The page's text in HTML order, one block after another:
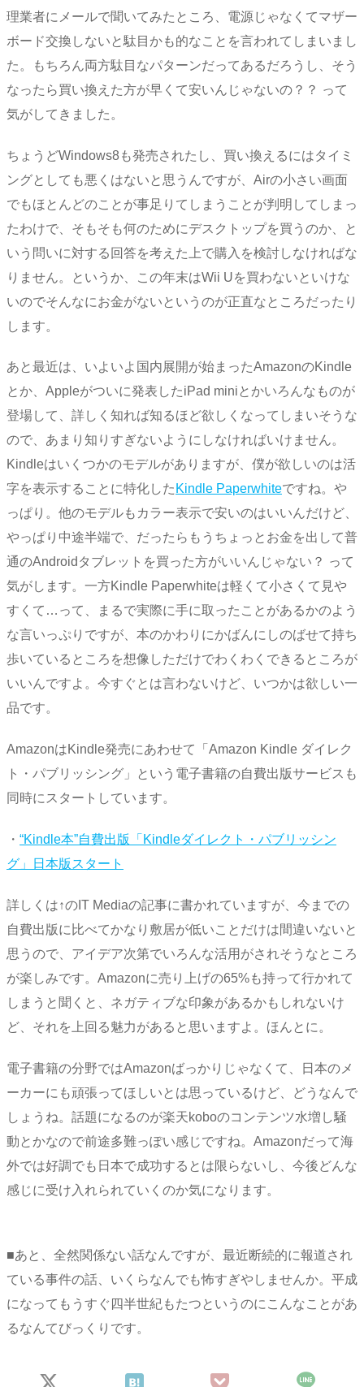
理業者にメールで聞いてみたところ、電源じゃなくてマザー
ボード交換しないと駄目かも的なことを言われてしまいまし
た。もちろん両方駄目なパターンだってあるだろうし、そう
なったら買い換えた方が早くて安いんじゃないの？？ って
気がしてきました。
ちょうどWindows8も発売されたし、買い換えるにはタイミ
ングとしても悪くはないと思うんですが、Airの小さい画面
でもほとんどのことが事足りてしまうことが判明してしまっ
たわけで、そもそも何のためにデスクトップを買うのか、と
いう問いに対する回答を考えた上で購入を検討しなければな
りません。というか、この年末はWii Uを買わないといけな
いのでそんなにお金がないというのが正直なところだったり
します。
あと最近は、いよいよ国内展開が始まったAmazonのKindle
とか、Appleがついに発表したiPad miniとかいろんなものが
登場して、詳しく知れば知るほど欲しくなってしまいそうな
ので、あまり知りすぎないようにしなければいけません。
Kindleはいくつかのモデルがありますが、僕が欲しいのは活
字を表示することに特化した Kindle Paperwhiteですね。や
っぱり。他のモデルもカラー表示で安いのはいいんだけど、
やっぱり中途半端で、だったらもうちょっとお金を出して普
通のAndroidタブレットを買った方がいいんじゃない？ って
気がします。一方Kindle Paperwhiteは軽くて小さくて見や
すくて…って、まるで実際に手に取ったことがあるかのよう
な言いっぷりですが、本のかわりにかばんにしのばせて持ち
歩いているところを想像しただけでわくわくできるところが
いいんですよ。今すぐとは言わないけど、いつかは欲しい一
品です。
AmazonはKindle発売にあわせて「Amazon Kindle ダイレク
ト・パブリッシング」という電子書籍の自費出版サービスも
同時にスタートしています。
・ “Kindle本”自費出版「Kindleダイレクト・パブリッシン
グ」日本版スタート
詳しくは↑のIT Mediaの記事に書かれていますが、今までの
自費出版に比べてかなり敷居が低いことだけは間違いないと
思うので、アイデア次第でいろんな活用がされそうなところ
が楽しみです。Amazonに売り上げの65%も持って行かれて
しまうと聞くと、ネガティブな印象があるかもしれないけ
ど、それを上回る魅力があると思いますよ。ほんとに。
電子書籍の分野ではAmazonばっかりじゃなくて、日本のメ
ーカーにも頑張ってほしいとは思っているけど、どうなんで
しょうね。話題になるのが楽天koboのコンテンツ水増し騒
動とかなので前途多難っぽい感じですね。Amazonだって海
外では好調でも日本で成功するとは限らないし、今後どんな
感じに受け入れられていくのか気になります。
■あと、全然関係ない話なんですが、最近断続的に報道され
ている事件の話、いくらなんでも怖すぎやしませんか。平成
になってもうすぐ四半世紀もたつというのにこんなことがあ
るなんてびっくりです。